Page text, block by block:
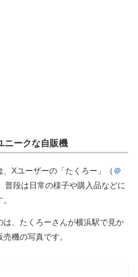
イト
イト
ニークな自販機
Xユーザーの「たくろー」（ ＠
普段は日常の様子や購入品などに
、たくろーさんが横浜駅で見か
機の写真です。